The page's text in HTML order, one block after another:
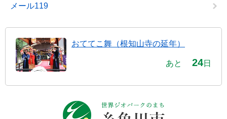
メール119
おててこ舞（根知山寺の延年）
あと 24日